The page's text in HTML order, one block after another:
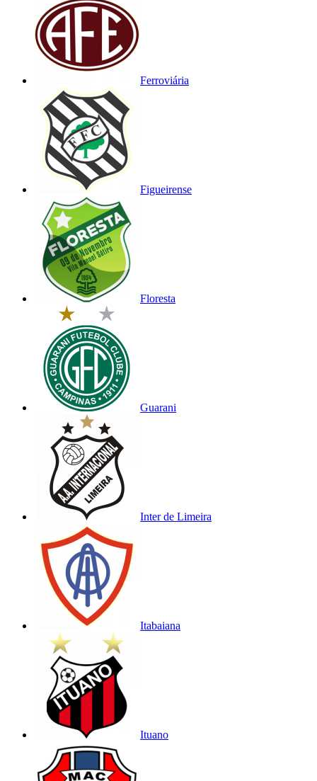
Ferroviária
Figueirense
Floresta
Guarani
Inter de Limeira
Itabaiana
Ituano